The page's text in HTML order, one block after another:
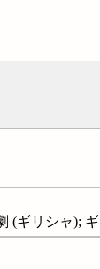
(ギリシャ);